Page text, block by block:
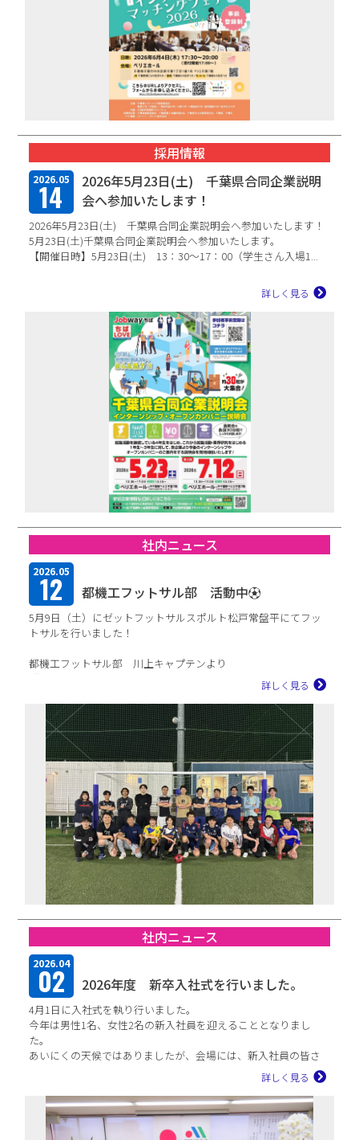
採用情報
2026.05
14
2026年5月23日(土) 千葉県合同企業説明
会へ参加いたします！
2026年5月23日(土) 千葉県合同企業説明会へ参加いたします！
5月23日(土)千葉県合同企業説明会へ参加いたします。
【開催日時】5月23日(土) 13：30～17：00（学生さん入場1...
詳しく見る
社内ニュース
2026.05
12 都機工フットサル部 活動中⚽
5月9日（土）にゼットフットサルスポルト松戸常盤平にてフッ
トサルを行いました！
都機工フットサル部 川上キャプテンより
詳しく見る
社内ニュース
2026.04
02 2026年度 新卒入社式を行いました。
4月1日に入社式を執り行いました。
今年は男性1名、女性2名の新入社員を迎えることとなりまし
た。
あいにくの天候ではありましたが、会場には、新入社員の皆さ
詳しく見る